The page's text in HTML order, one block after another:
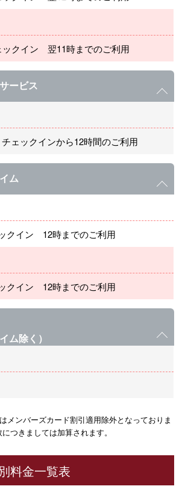
ックイン 翌11時までのご利用
ービス
ェックインから12時間のご利用
ム
クイン 12時までのご利用
クイン 12時までのご利用
ム除く）
メンバーズカード割引適用除外となっておりま
つきましては加算されます。
料金一覧表